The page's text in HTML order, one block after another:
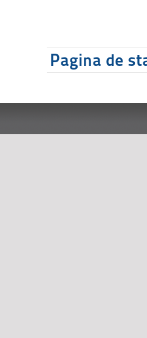
Pagina de